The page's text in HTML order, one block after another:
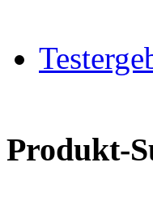
Produkt-